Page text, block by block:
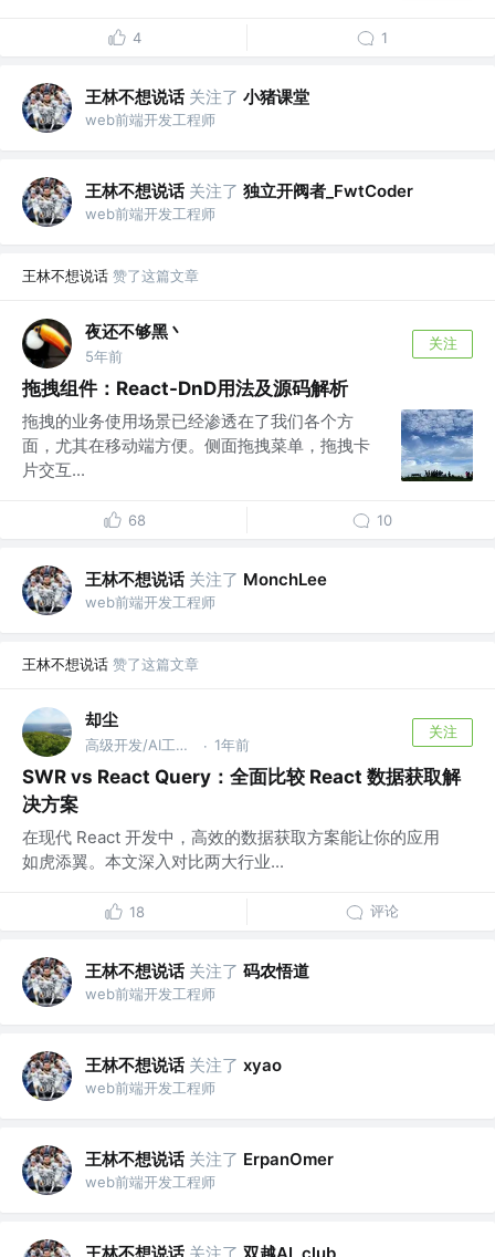
4 1
王林不想说话 关注了 小猪课堂
web前端开发工程师
王林不想说话 关注了 独立开阀者_FwtCoder
web前端开发工程师
王林不想说话 赞了这篇文章
夜还不够黑丶
5年前
关注
拖拽组件：React-DnD用法及源码解析
拖拽的业务使用场景已经渗透在了我们各个方
面，尤其在移动端方便。侧面拖拽菜单，拖拽卡
片交互...
68 10
王林不想说话 关注了 MonchLee
web前端开发工程师
王林不想说话 赞了这篇文章
却尘
高级开发/AI工程师 @PwC · 1年前
关注
SWR vs React Query：全面比较 React 数据获取解
决方案
在现代 React 开发中，高效的数据获取方案能让你的应用
如虎添翼。本文深入对比两大行业...
18 评论
王林不想说话 关注了 码农悟道
web前端开发工程师
王林不想说话 关注了 xyao
web前端开发工程师
王林不想说话 关注了 ErpanOmer
web前端开发工程师
王林不想说话 关注了 双越AI_club